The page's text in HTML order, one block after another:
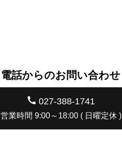
電話からのお問い合わせ
027-388-1741
営業時間 9:00～18:00 ( 日曜定休 )